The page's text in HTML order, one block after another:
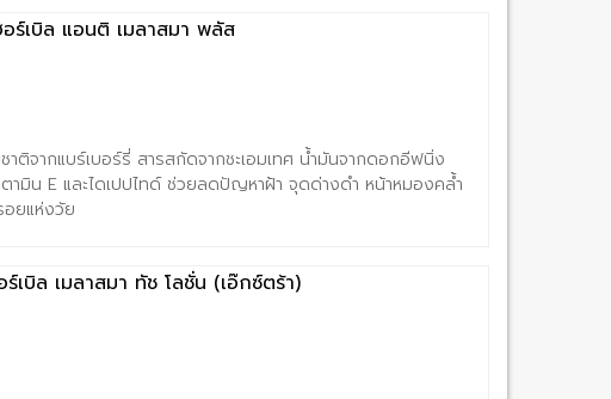
อร์เบิล แอนติ เมลาสมา พลัส
าติจากแบร์เบอร์รี่ สารสกัดจากชะเอมเทศ น้ำมันจากดอกอีฟนิ่ง
ามิน E และไดเปปไทด์ ช่วยลดปัญหาฝ้า จุดด่างดำ หน้าหมองคล้ำ
อยแห่งวัย
ร์เบิล เมลาสมา ทัช โลชั่น (เอ๊กซ์ตร้า)